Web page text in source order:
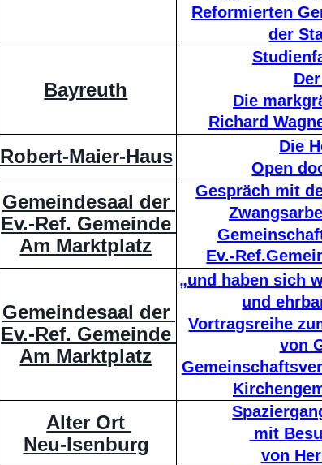
Reformierten
der
Bayreuth
Die
Richard
Robert-Maier-Haus
Die
Open
Gemeindesaal der
Ev.-Ref. Gemeinde
Am Marktplatz
Gespräch mit
Ev.-
Gemeindesaal der
Ev.-Ref. Gemeinde
Am Marktplatz
„und haben sich
und
Vortragsreihe
von
Alter Ort
Neu-Isenburg
mit
von